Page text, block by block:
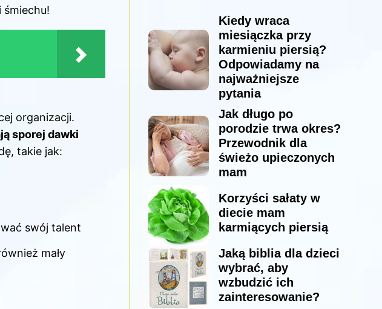
organizacji.
sporej dawki
takie jak:
swój talent
mały
Kiedy wraca
miesiączka przy
karmieniu piersią?
Odpowiadamy na
najważniejsze
pytania
Jak długo po
porodzie trwa okres?
Przewodnik dla
świeżo upieczonych
mam
Korzyści sałaty w
diecie mam
karmiących piersią
Jaką biblia dla dzieci
wybrać, aby
wzbudzić ich
zainteresowanie?